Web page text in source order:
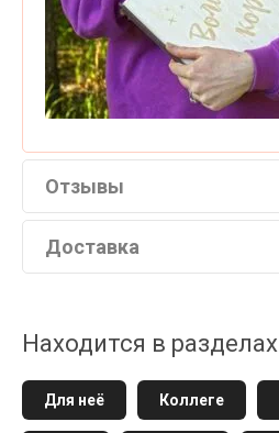
Отзывы
Доставка
Находится в разделах
Для неё Коллеге